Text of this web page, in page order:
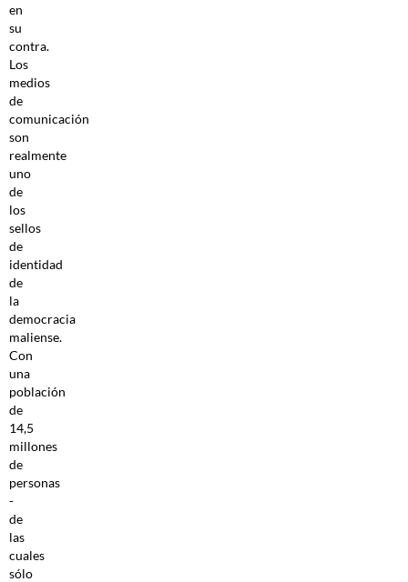
en
su
contra.
Los
medios
de
comunicación
son
realmente
uno
de
los
sellos
de
identidad
de
la
democracia
maliense.
Con
una
población
de
14,5
millones
de
personas
-
de
las
cuales
sólo